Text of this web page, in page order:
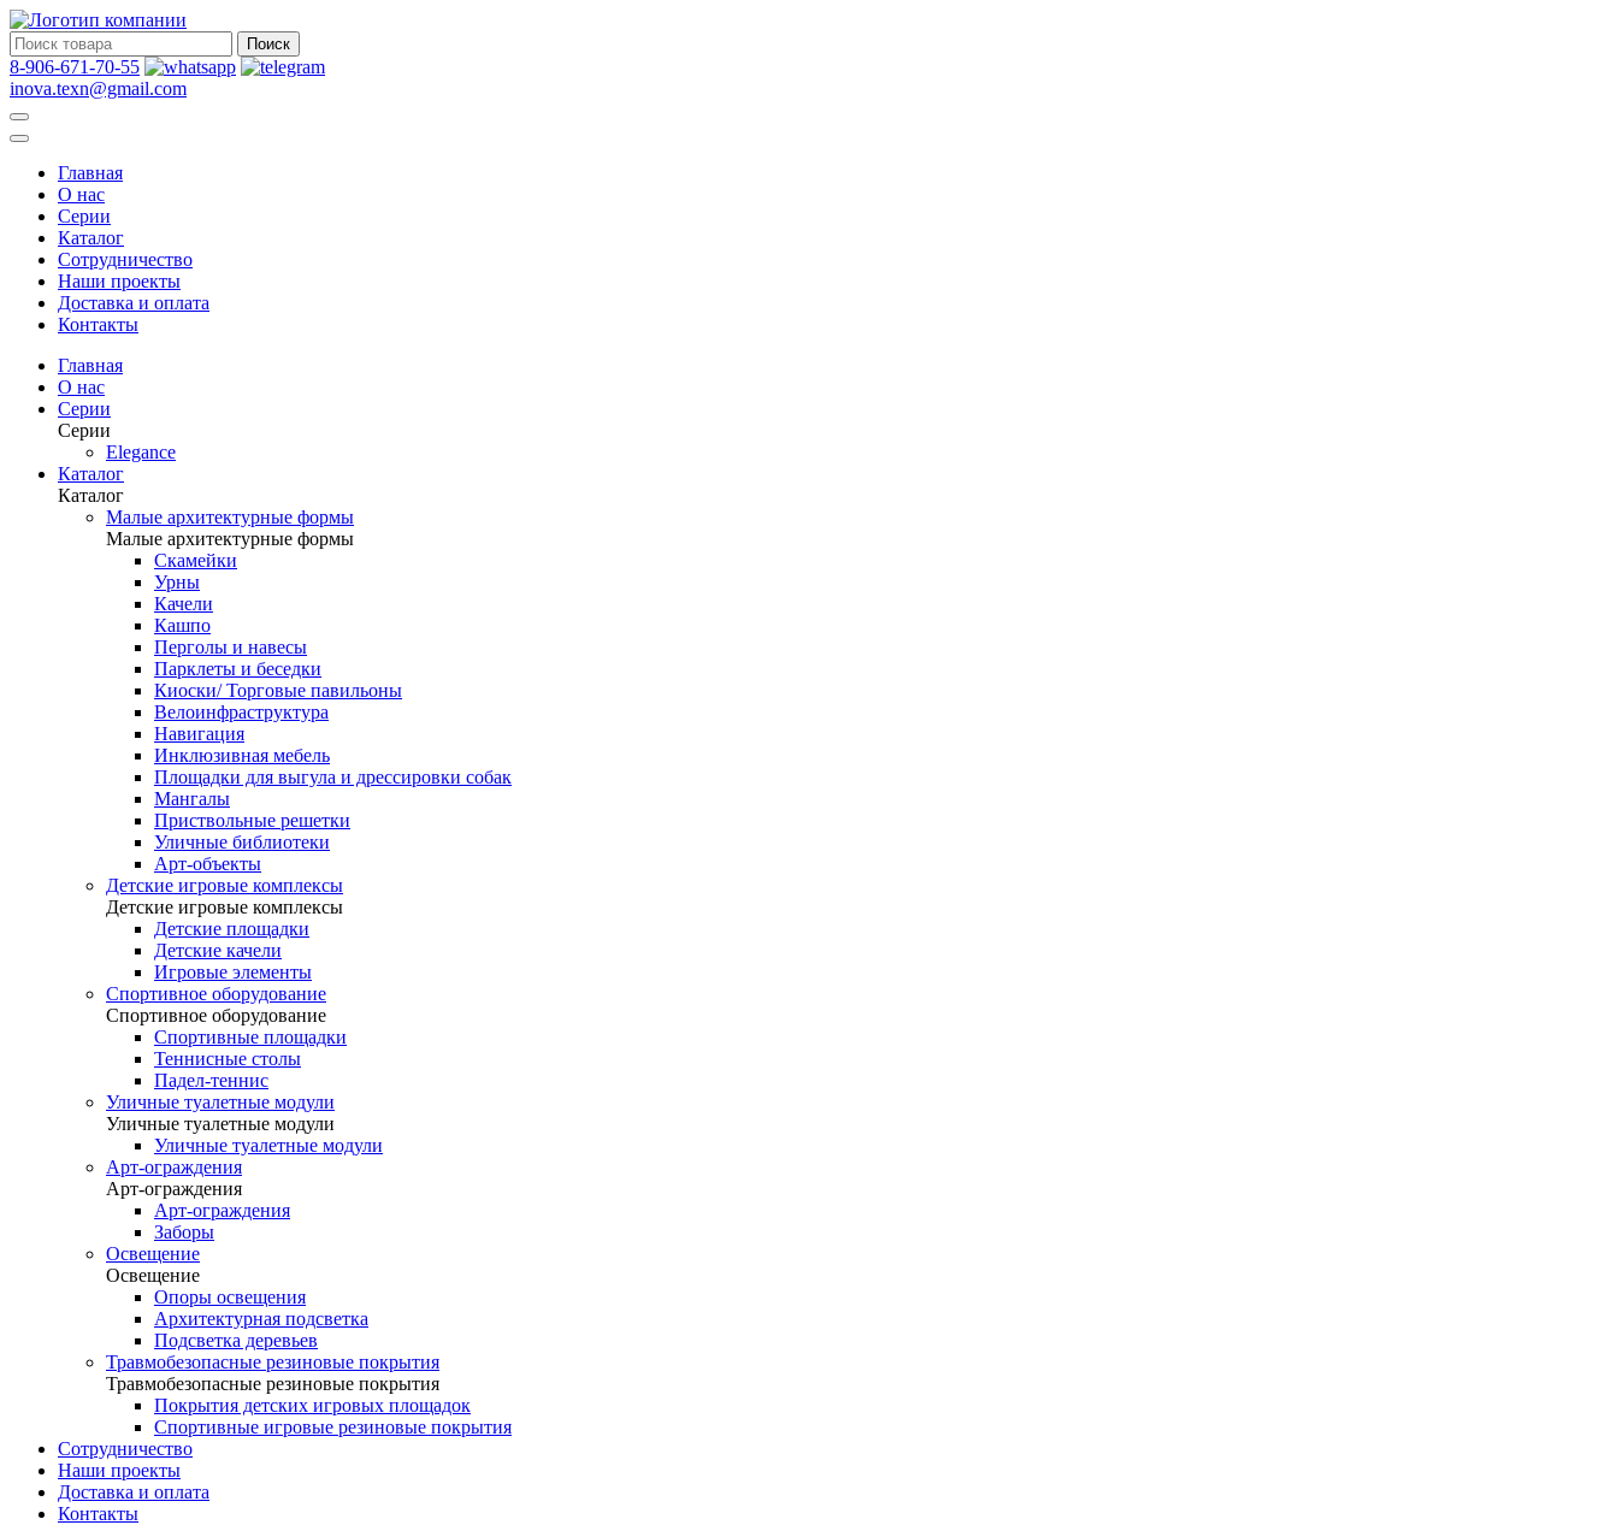
Поиск
8-906-671-70-55
inova.texn@gmail.com
Главная
О нас
Серии
Каталог
Сотрудничество
Наши проекты
Доставка и оплата
Контакты
Главная
О нас
Серии
Серии
Elegance
Каталог
Каталог
Малые архитектурные формы
Малые архитектурные формы
Скамейки
Урны
Качели
Кашпо
Перголы и навесы
Парклеты и беседки
Киоски/ Торговые павильоны
Велоинфраструктура
Навигация
Инклюзивная мебель
Площадки для выгула и дрессировки собак
Мангалы
Приствольные решетки
Уличные библиотеки
Арт-объекты
Детские игровые комплексы
Детские игровые комплексы
Детские площадки
Детские качели
Игровые элементы
Спортивное оборудование
Спортивное оборудование
Спортивные площадки
Теннисные столы
Падел-теннис
Уличные туалетные модули
Уличные туалетные модули
Уличные туалетные модули
Арт-ограждения
Арт-ограждения
Арт-ограждения
Заборы
Освещение
Освещение
Опоры освещения
Архитектурная подсветка
Подсветка деревьев
Травмобезопасные резиновые покрытия
Травмобезопасные резиновые покрытия
Покрытия детских игровых площадок
Спортивные игровые резиновые покрытия
Сотрудничество
Наши проекты
Доставка и оплата
Контакты